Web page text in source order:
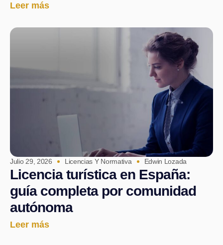
Leer más
Julio 29, 2026 Licencias Y Normativa Edwin Lozada
Licencia turística en España:
guía completa por comunidad
autónoma
Leer más